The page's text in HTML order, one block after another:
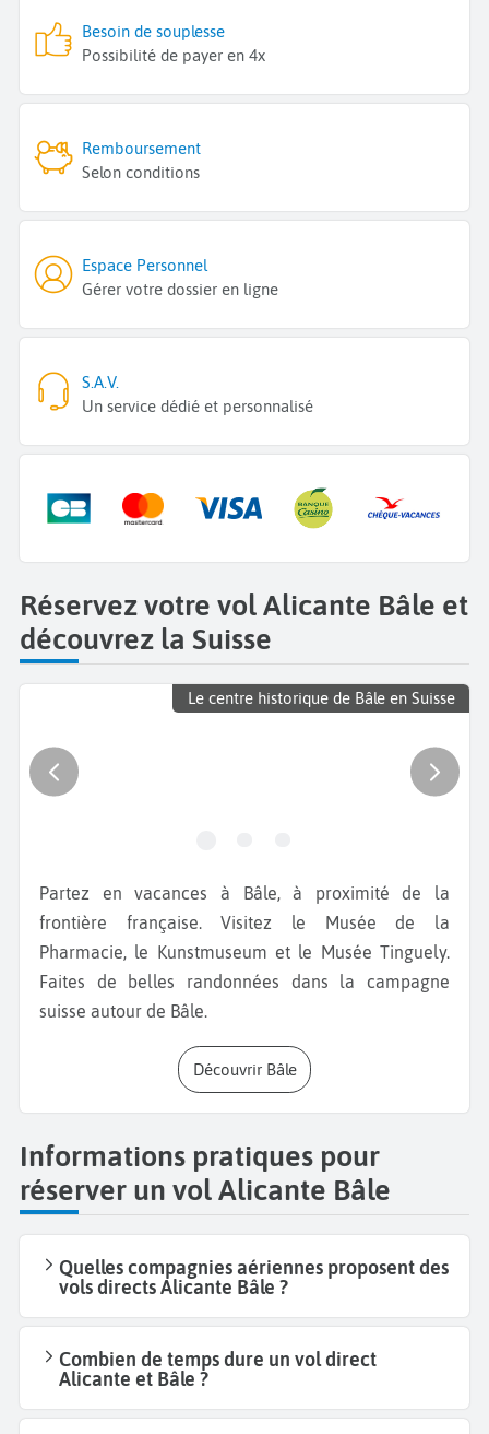
Besoin de souplesse
Possibilité de payer en 4x
Remboursement
Selon conditions
Espace Personnel
Gérer votre dossier en ligne
S.A.V.
Un service dédié et personnalisé
Réservez votre vol Alicante Bâle et
découvrez la Suisse
Le centre historique de Bâle en Suisse
Partez en vacances à Bâle, à proximité de la
frontière française. Visitez le Musée de la
Pharmacie, le Kunstmuseum et le Musée Tinguely.
Faites de belles randonnées dans la campagne
suisse autour de Bâle.
Découvrir Bâle
Informations pratiques pour
réserver un vol Alicante Bâle
Quelles compagnies aériennes proposent des
vols directs Alicante Bâle ?
Combien de temps dure un vol direct
Alicante et Bâle ?